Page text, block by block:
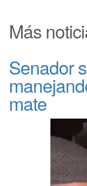
Más
Senador
mate